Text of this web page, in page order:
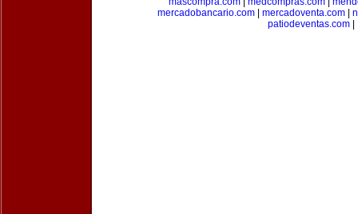
mercadobancario.com| mercadoventa.com|
patiodeventas.com|